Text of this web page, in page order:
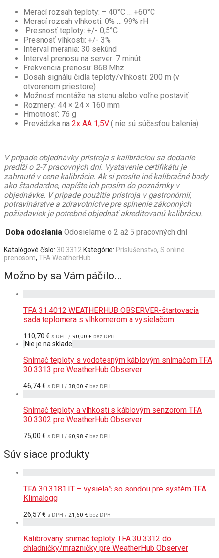
Merací rozsah teploty: – 40°C … +60°C
Merací rozsah vlhkosti: 0% … 99% rH
Presnosť teploty: +/- 0,5°C
Presnosť vlhkosti: +/- 3%
Interval merania: 30 sekúnd
Interval prenosu na server: 7 minút
Frekvencia prenosu: 868 Mhz
Dosah signálu čidla teploty/vlhkosti: 200 m (v
otvorenom priestore)
Možnosť montáže na stenu alebo voľne postaviť
Rozmery: 44 × 24 × 160 mm
Hmotnosť: 76 g
Prevádzka na 2x AA 1,5V ( nie sú súčasťou balenia)
V prípade objednávky pristroja s kalibráciou sa dodanie
predĺži o 2-7 pracovných dní. Vystavenie certifikátu je
zahrnuté v cene kalibrácie. Ak si prosíte iné kalibračné body
ako štandardne, napíšte ich prosím do poznámky v
objednávke. V prípade použitia prístroja v gastronómií,
potravinárstve a zdravotníctve pre splnenie zákonných
požiadaviek je potrebné objednať akreditovanú kalibráciu.
Doba odoslania Odosielame o 2 až 5 pracovných dní
Katalógové číslo: 30.3312 Kategórie: Príslušenstvo, S online
prenosom, TFA WeatherHub
Možno by sa Vám páčilo…
TFA 31.4012 WEATHERHUB OBSERVER-štartovacia
sada teplomera s vlhkomerom a vysielačom
110,70 € s DPH / 90,00 € bez DPH
Snímač teploty s vodotesným káblovým snímačom TFA
30.3313 pre WeatherHub Observer
46,74€ s DPH / 38,00 € bez DPH
Snímač teploty a vlhkosti s káblovým senzorom TFA
30.3302 pre WeatherHub Observer
75,00 € s DPH / 60,98 € bez DPH
Súvisiace produkty
TFA 30.3181.IT – vysielač so sondou pre systém TFA
Klimalogg
26,57€ s DPH / 21,60 € bez DPH
Kalibrovaný snímač teploty TFA 30.3312 do
chladničky/mrazničky pre WeatherHub Observer